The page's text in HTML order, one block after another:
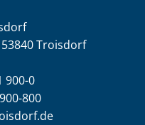
Troisdorf
900-0
800